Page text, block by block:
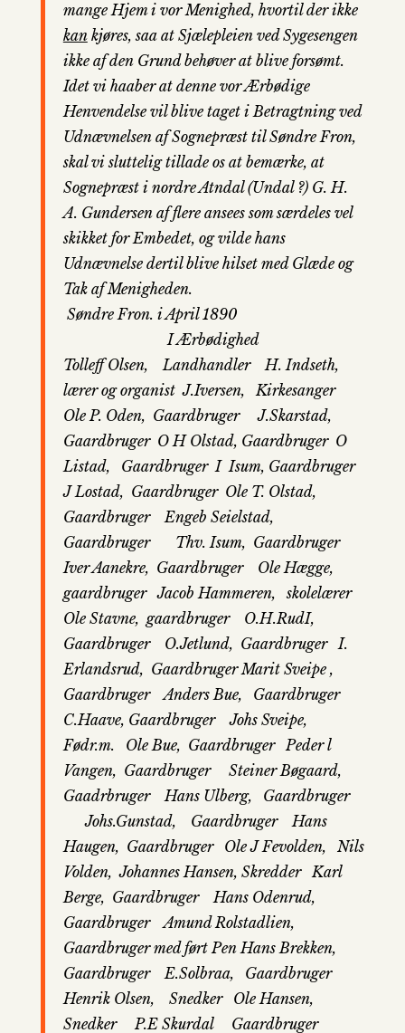
mange Hjem i vor Menighed, hvortil der ikke
kankjøres, saa at Sjælepleien ved Sygesengen
ikke af den Grund behøver at blive forsømt.
Idet vi haaber at denne vor Ærbødige
Henvendelse vil blive taget i Betragtning ved
Udnævnelsen af Sognepræst til Søndre Fron,
skal vi sluttelig tillade os at bemærke, at
Sognepræst i nordre Atndal (Undal ?) G. H.
A. Gundersen af flere ansees som særdeles vel
skikket for Embedet, og vilde hans
Udnævnelse dertil blive hilset med Glæde og
Tak af Menigheden.
Søndre Fron. i April 1890
I Ærbødighed
Tolleff Olsen,LandhandlerH. Indseth,
lærer og organist J.Iversen,Kirkesanger
Ole P. Oden, GaardbrugerJ.Skarstad,
GaardbrugerO H Olstad, Gaardbruger O
Listad, Gaardbruger I Isum, Gaardbruger
J Lostad, Gaardbruger Ole T. Olstad,
GaardbrugerEngeb Seielstad,
Gaardbruger
Thv. Isum, Gaardbruger
Iver Aanekre, Gaardbruger
Ole Hægge,
gaardbrugerJacob Hammeren,skolelærer
Ole Stavne, gaardbruger
O.H.RudI,
Gaardbruger O.Jetlund, GaardbrugerI.
Erlandsrud, GaardbrugerMarit Sveipe ,
Gaardbruger Anders Bue, Gaardbruger
C.Haave, GaardbrugerJohs Sveipe,
Fødr.m. Ole Bue, Gaardbruger Peder l
Vangen, Gaardbruger Steiner Bøgaard,
GaadrbrugerHans Ulberg, Gaardbruger
Johs.Gunstad, Gaardbruger
Hans
Haugen, Gaardbruger Ole J Fevolden, Nils
Volden, Johannes Hansen, Skredder Karl
Berge, Gaardbruger
Hans Odenrud,
Gaardbruger Amund Rolstadlien,
Gaardbrugermed ført Pen Hans Brekken,
Gaardbruger
E.Solbraa, Gaardbruger
Henrik Olsen, SnedkerOle Hansen,
SnedkerP.E Skurdal Gaardbruger